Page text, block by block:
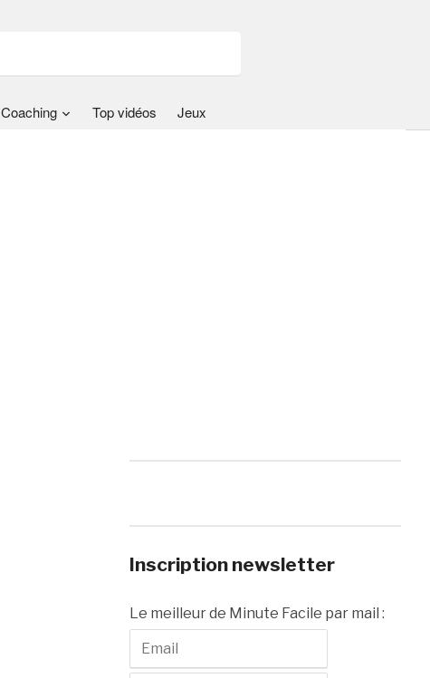
Coaching Top vidéos Jeux
Inscription newsletter
Le meilleur de Minute Facile par mail :